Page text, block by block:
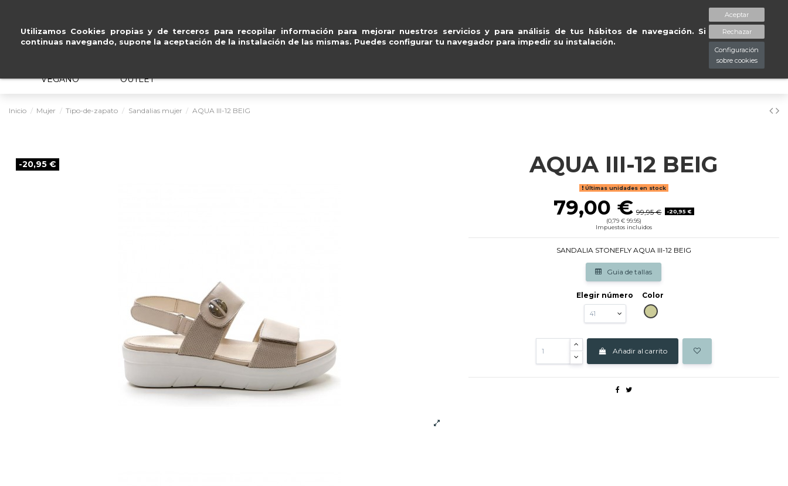
Utilizamos Cookies propias y de terceros para recopilar información para mejorar nuestros servicios y para análisis de tus hábitos de navegación. Si
continuas navegando, supone la aceptación de la instalación de las mismas. Puedes configurar tu navegador para impedir su instalación.
Aceptar
Rechazar
Configuración
sobre cookies
Tu
Lista de deseos (
VEGANO OUTLET
Inicio Mujer Tipo-de-zapato Sandalias mujer AQUA III-12 BEIG
-20,95 € AQUA III-12 BEIG
Últimas unidades en stock
79,00 € 99,95 €
-20,95 €
(0,79 € 99.95)
Impuestos incluidos
SANDALIA STONEFLY AQUA III-12 BEIG
Guia de tallas
Elegir número
Color
BEIG
Añadir al carrito